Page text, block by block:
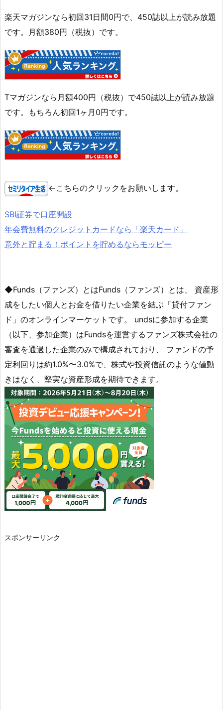
楽天マガジンなら初回31日間0円で、450誌以上が読み放題
です。月額380円（税抜）です。
Tマガジンなら月額400円（税抜）で450誌以上が読み放題
です。もちろん初回1ヶ月0円です。
←こちらのクリックをお願いします。
SBI証券で口座開設
年会費無料のクレジットカードなら「楽天カード」
意外と貯まる！ポイントを貯めるならモッピー
◆Funds（ファンズ）とはFunds（ファンズ）とは、 資産形
成をしたい個人とお金を借りたい企業を結ぶ「貸付ファン
ド」のオンラインマーケットです。 undsに参加する企業
（以下、参加企業）はFundsを運営するファンズ株式会社の
審査を通過した企業のみで構成されており、 ファンドの予
定利回りは約1.0%〜3.0%で、株式や投資信託のような値動
きはなく、堅実な資産形成を期待できます。
スポンサーリンク